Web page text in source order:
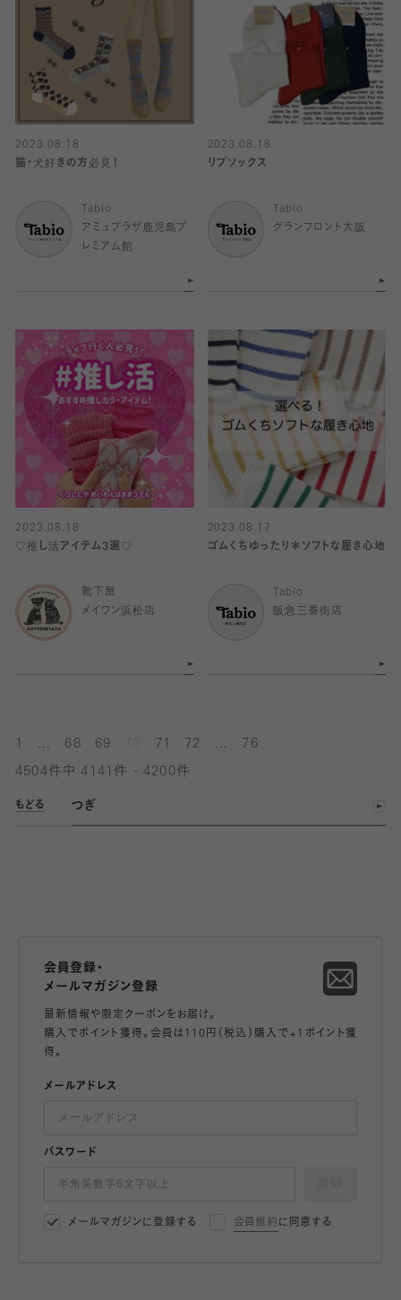
2023.08.18
猫・犬好きの方必見！
Tabio
アミュプラザ鹿児島プ
レミアム館
2023.08.18
リブソックス
Tabio
グランフロント大阪
2023.08.18
♡推し活アイテム3選♡
靴下屋
メイワン浜松店
2023.08.17
ゴムくちゆったり＊ソフトな履き心地
Tabio
阪急三番街店
68 69 71 72 76
4504件中 4141件 - 4200件
もどる つぎ
会員登録・
メールマガジン登録
最新情報や限定クーポンをお届け。
購入でポイント獲得。会員は110円（税込）購入で+1ポイント獲
得。
メールアドレス
パスワード
メールマガジンに登録する 会員規約 に同意する